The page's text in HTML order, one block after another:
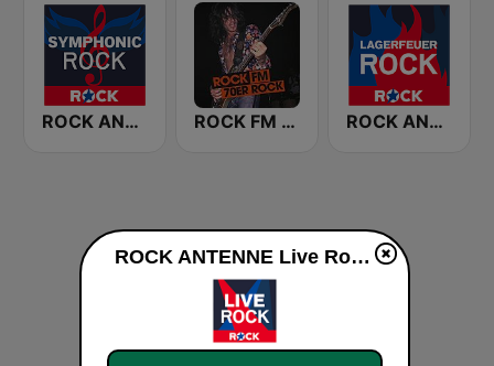
ROCK ANTENNE Symphonic Rock ROCK FM 70ER ROCK ROCK ANTENNE Lagerfeuer Rock
ROCK ANTENNE Live Rock en ligne